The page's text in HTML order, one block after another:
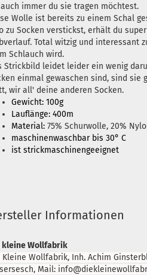
immer du sie tragen möchtest.
Wolle ist bereits zu einem Schal
zu Socken verstickst, erhält du
Total witzig und interessant
Schlauch wird.
Strickbild leidet leider ein wenig
einmal gewaschen sind, sind sie
wir all' deine anderen Socken.
Gewicht: 100g
Lauflänge: 400m
Material: 75% Schurwolle, 20%
maschinenwaschbar bis 30° C
ist strickmaschinengeeignet
Informationen
kleine Wollfabrik
Kleine Wollfabrik, Inh. Achim
Mail: